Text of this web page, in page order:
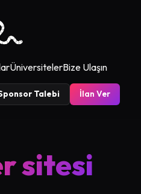
ÜniversitelerBize Ulaşın
Talebi İlan Ver
sitesi